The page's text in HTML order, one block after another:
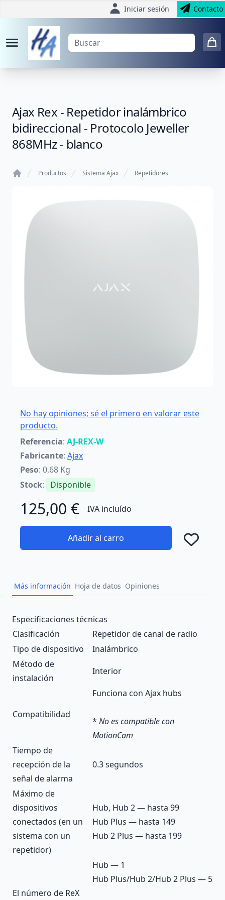
Iniciar sesión Contacto
Ajax Rex - Repetidor inalámbrico
bidireccional - Protocolo Jeweller
868MHz - blanco
Productos Sistema Ajax Repetidores
No hay opiniones; sé el primero en valorar este
producto.
Referencia: AJ-REX-W
Fabricante: Ajax
Peso: 0,68 Kg
Stock: Disponible
125,00 € IVA incluído
Añadir al carro
Más información Hoja de datos Opiniones
Description
Especificaciones técnicas
Clasificación
Repetidor de canal de radio
Tipo de dispositivo
Inalámbrico
Método de
instalación
Interior
Compatibilidad
Funciona con Ajax hubs
* No es compatible con
MotionCam
Tiempo de
recepción de la
señal de alarma
0.3 segundos
Máximo de
dispositivos
conectados (en un
sistema con un
repetidor)
Hub, Hub 2 — hasta 99
Hub Plus — hasta 149
Hub 2 Plus — hasta 199
El número de ReX
Hub — 1
Hub Plus/Hub 2/Hub 2 Plus — 5